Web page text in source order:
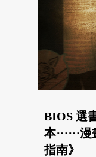
BIOS 選
本⋯⋯漫
指南》